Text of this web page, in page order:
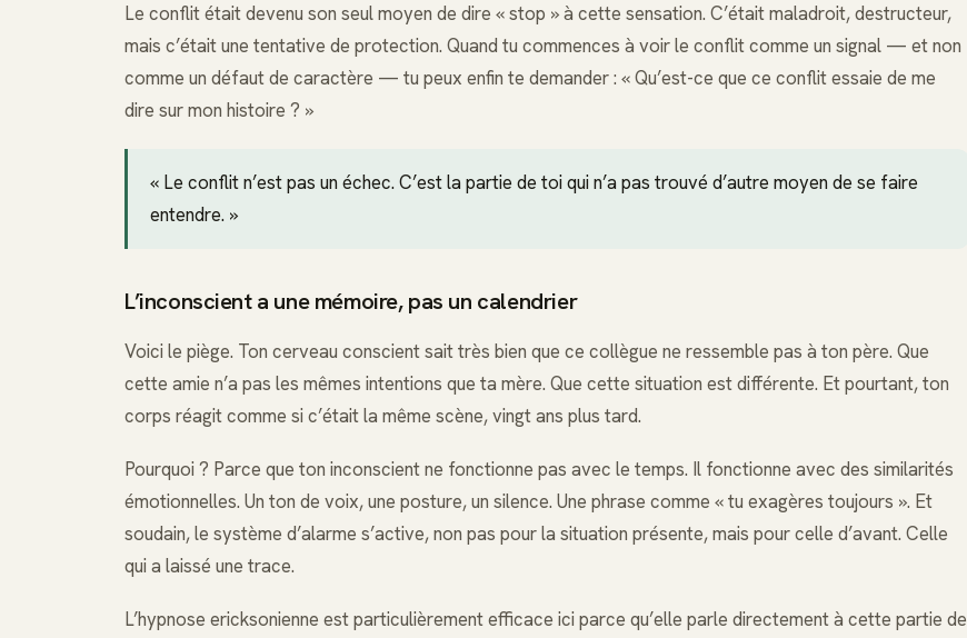
Le conflit était devenu son seul moyen de dire « stop » à cette sensation. C’était maladroit, destructeur,
mais c’était une tentative de protection. Quand tu commences à voir le conflit comme un signal — et non
comme un défaut de caractère — tu peux enfin te demander : « Qu’est-ce que ce conflit essaie de me
dire sur mon histoire ? »
« Le conflit n’est pas un échec. C’est la partie de toi qui n’a pas trouvé d’autre moyen de se faire
entendre. »
L’inconscient a une mémoire, pas un calendrier
Voici le piège. Ton cerveau conscient sait très bien que ce collègue ne ressemble pas à ton père. Que
cette amie n’a pas les mêmes intentions que ta mère. Que cette situation est différente. Et pourtant, ton
corps réagit comme si c’était la même scène, vingt ans plus tard.
Pourquoi ? Parce que ton inconscient ne fonctionne pas avec le temps. Il fonctionne avec des similarités
émotionnelles. Un ton de voix, une posture, un silence. Une phrase comme « tu exagères toujours ». Et
soudain, le système d’alarme s’active, non pas pour la situation présente, mais pour celle d’avant. Celle
qui a laissé une trace.
L’hypnose ericksonienne est particulièrement efficace ici parce qu’elle parle directement à cette partie de